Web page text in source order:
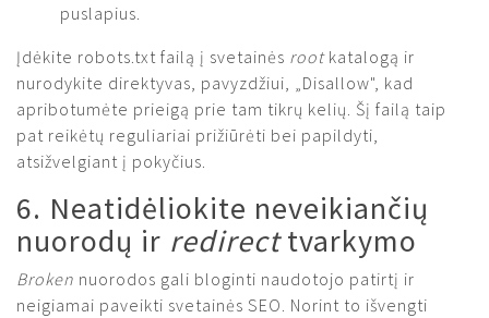
puslapius.
Įdėkite robots.txt failą į svetainės rootkatalogą ir
nurodykite direktyvas, pavyzdžiui, „Disallow", kad
apribotumėte prieigą prie tam tikrų kelių. Šį failą taip
pat reikėtų reguliariai prižiūrėti bei papildyti,
atsižvelgiant į pokyčius.
6. Neatidėliokite neveikiančių
nuorodų ir redirecttvarkymo
Broken nuorodos gali bloginti naudotojo patirtį ir
neigiamai paveikti svetainės SEO. Norint to išvengti